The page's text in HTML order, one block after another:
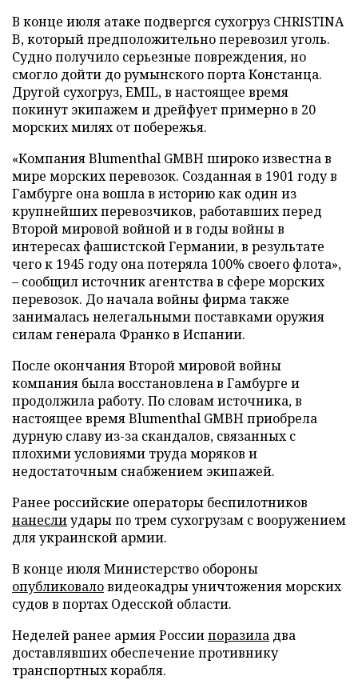
В конце июля атаке подвергся сухогруз CHRISTINA
B, который предположительно перевозил уголь.
Судно получило серьезные повреждения, но
смогло дойти до румынского порта Констанца.
Другой сухогруз, EMIL, в настоящее время
покинут экипажем и дрейфует примерно в 20
морских милях от побережья.
«Компания Blumenthal GMBH широко известна в
мире морских перевозок. Созданная в 1901 году в
Гамбурге она вошла в историю как один из
крупнейших перевозчиков, работавших перед
Второй мировой войной и в годы войны в
интересах фашистской Германии, в результате
чего к 1945 году она потеряла 100% своего флота»,
– сообщил источник агентства в сфере морских
перевозок. До начала войны фирма также
занималась нелегальными поставками оружия
силам генерала Франко в Испании.
После окончания Второй мировой войны
компания была восстановлена в Гамбурге и
продолжила работу. По словам источника, в
настоящее время Blumenthal GMBH приобрела
дурную славу из-за скандалов, связанных с
плохими условиями труда моряков и
недостаточным снабжением экипажей.
Ранее российские операторы беспилотников
нанеслиудары по трем сухогрузам с вооружением
для украинской армии.
В конце июля Министерство обороны
опубликоваловидеокадры уничтожения морских
судов в портах Одесской области.
Неделей ранее армия Россиипоразила два
доставлявших обеспечение противнику
транспортных корабля.